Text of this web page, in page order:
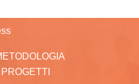
PROGETTI